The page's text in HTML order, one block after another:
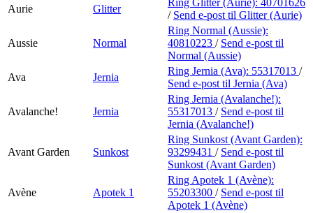
Aurie Glitter
/ Send e-post til Glitter (Aurie)
Aussie Normal
Ring Normal (Aussie):
40810223 / Send e-post til
Normal (Aussie)
Ava
Jernia
Ring Jernia (Ava): 55317013 /
Send e-post til Jernia (Ava)
Avalanche! Jernia
Ring Jernia (Avalanche!):
55317013 / Send e-post til
Jernia (Avalanche!)
Avant Garden Sunkost
Ring Sunkost (Avant Garden):
93299431 / Send e-post til
Sunkost (Avant Garden)
Avène Apotek 1
Ring Apotek 1 (Avène):
55203300 / Send e-post til
Apotek 1 (Avène)